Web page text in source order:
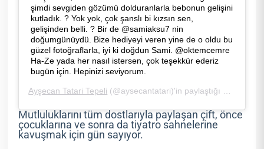
şimdi sevgiden gözümü dolduranlarla bebonun gelişini
kutladık. ? Yok yok, çok şanslı bi kızsın sen,
gelişinden belli. ? Bir de @samiaksu7 nin
doğumgünüydü. Bize hediyeyi veren yine de o oldu bu
güzel fotoğraflarla, iyi ki doğdun Sami. @oktemcemre
Ha-Ze yada her nasıl istersen, çok teşekkür ederiz
bugün için. Hepinizi seviyorum.
Ayşecan Tatari Tepeli (@aysecantatari)'in paylaştığı bir gönderi (
Mutluluklarını tüm dostlarıyla paylaşan çift, önce
çocuklarına ve sonra da tiyatro sahnelerine
kavuşmak için gün sayıyor.